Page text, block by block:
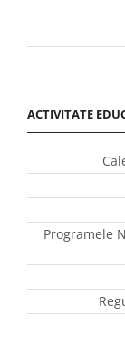
ACTIVITATE
Programele